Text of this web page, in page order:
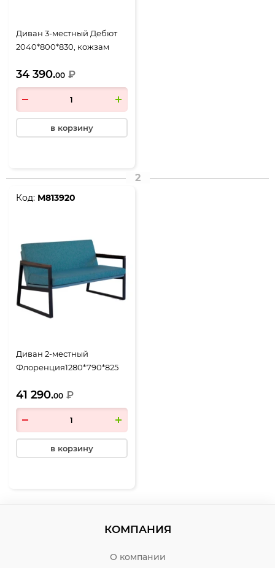
Диван 3-местный Дебют
2040*800*830, кожзам
34 390.00 ₽
в корзину
2
Код: М813920
Диван 2-местный
Флоренция1280*790*825
бирюзовый
41 290.00 ₽
в корзину
КОМПАНИЯ
О компании